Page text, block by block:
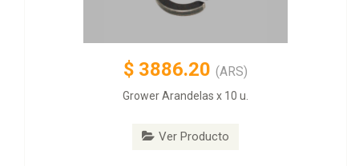
$ 3886.20 (ARS)
Grower Arandelas x 10 u.
Ver Producto